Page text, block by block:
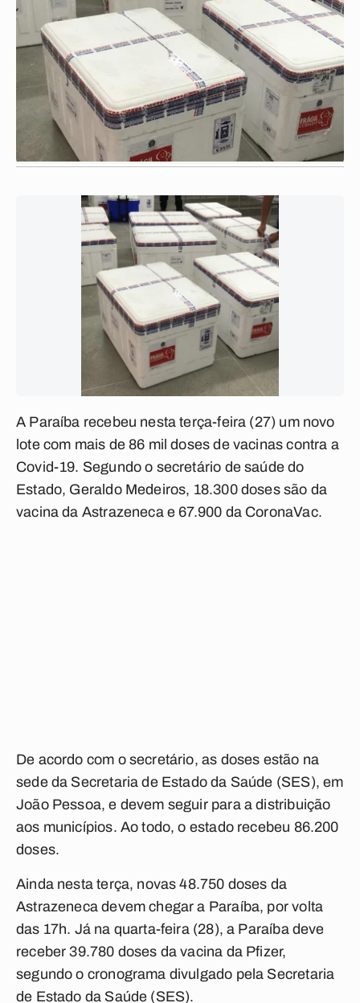
A Paraíba recebeu nesta terça-feira (27) um novo
lote com mais de 86 mil doses de vacinas contra a
Covid-19. Segundo o secretário de saúde do
Estado, Geraldo Medeiros, 18.300 doses são da
vacina da Astrazeneca e 67.900 da CoronaVac.
De acordo com o secretário, as doses estão na
sede da Secretaria de Estado da Saúde (SES), em
João Pessoa, e devem seguir para a distribuição
aos municípios. Ao todo, o estado recebeu 86.200
doses.
Ainda nesta terça, novas 48.750 doses da
Astrazeneca devem chegar a Paraíba, por volta
das 17h. Já na quarta-feira (28), a Paraíba deve
receber 39.780 doses da vacina da Pfizer,
segundo o cronograma divulgado pela Secretaria
de Estado da Saúde (SES).